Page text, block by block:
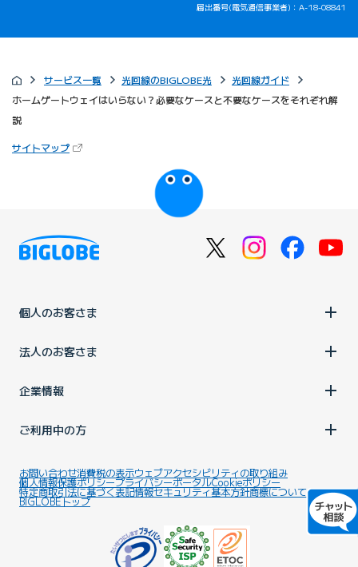
届出番号(電気通信事業者)：A-18-08841
サービス一覧 光回線のBIGLOBE光
光回線ガイド
ホームゲートウェイはいらない？必要なケースと不要なケースをそれぞれ解
説
サイトマップ（新しいタブで開きます）
びっぷるのページ
個人のお客さま
法人のお客さま
企業情報
ご利用中の方
お問い合わせ消費税の表示ウェブアクセシビリティの取り組み
個人情報保護ポリシープライバシーポータルCookieポリシー
特定商取引法に基づく表記情報セキュリティ基本方針商標について
BIGLOBEトップ